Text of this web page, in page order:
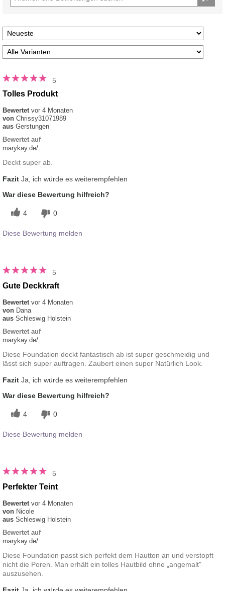
5
Tolles Produkt
Bewertet vor 4 Monaten
von Chrissy31071989
aus Gerstungen
Bewertet auf
marykay.de/
Deckt super ab.
Fazit Ja, ich würde es weiterempfehlen
War diese Bewertung hilfreich?
4 0
Diese Bewertung melden
5
Gute Deckkraft
Bewertet vor 4 Monaten
von Dana
aus Schleswig Holstein
Bewertet auf
marykay.de/
Diese Foundation deckt fantastisch ab ist super geschmeidig und
lässt sich super auftragen. Zaubert einen super Natürlich Look.
Fazit Ja, ich würde es weiterempfehlen
War diese Bewertung hilfreich?
4 0
Diese Bewertung melden
5
Perfekter Teint
Bewertet vor 4 Monaten
von Nicole
aus Schleswig Holstein
Bewertet auf
marykay.de/
Diese Foundation passt sich perfekt dem Hautton an und verstopft
nicht die Poren. Man erhält ein tolles Hautbild ohne „angemalt"
auszusehen.